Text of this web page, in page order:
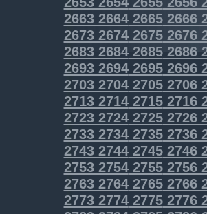
2663266426652666
2673267426752676
2683268426852686
2693269426952696
2703270427052706
2713271427152716
2723272427252726
2733273427352736
2743274427452746
2753275427552756
2763276427652766
2773277427752776